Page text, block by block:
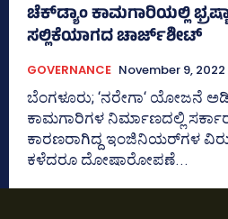
ಚೆಕ್‌ಡ್ಯಾಂ ಕಾಮಗಾರಿಯಲ್ಲಿ
ಸಲ್ಲಿಕೆಯಾಗದ ಚಾರ್ಜ್‌ಶೀಟ್‌
GOVERNANCE November 9, 2022
ಬೆಂಗಳೂರು; ‘ನರೇಗಾ‘ ಯೋಜನೆ
ಕಾಮಗಾರಿಗಳ ನಿರ್ಮಾಣದಲ್ಲಿ
ಕಾರಣರಾಗಿದ್ದ ಇಂಜಿನಿಯರ್‌ಗಳ
ಕಳೆದರೂ ದೋಷಾರೋಪಣೆ...